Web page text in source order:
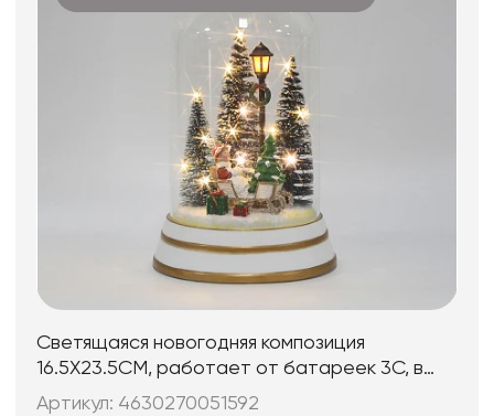
Светящаяся новогодняя композиция
16.5X23.5CM, работает от батареек 3C, в
комплект не входят
Артикул: 4630270051592